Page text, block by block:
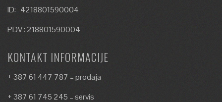
ID: 4218801590004
PDV : 218801590004
KONTAKT INFORMACIJE
+ 387 61 447 787 – prodaja
+ 387 61 745 245 – servis